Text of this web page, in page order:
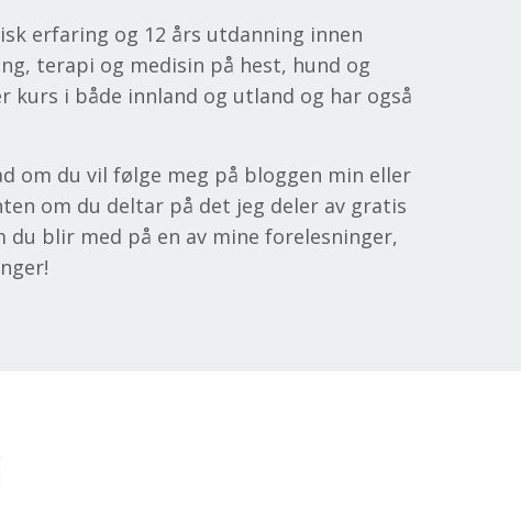
erfaring og 12 års utdanning innen
terapi og medisin på hest, hund og
kurs i både innland og utland og har også
om du vil følge meg på bloggen min eller
om du deltar på det jeg deler av gratis
du blir med på en av mine forelesninger,